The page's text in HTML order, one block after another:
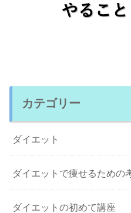
カテゴリー
ダイエット
ダイエットで痩せるための
ダイエットの初めて講座